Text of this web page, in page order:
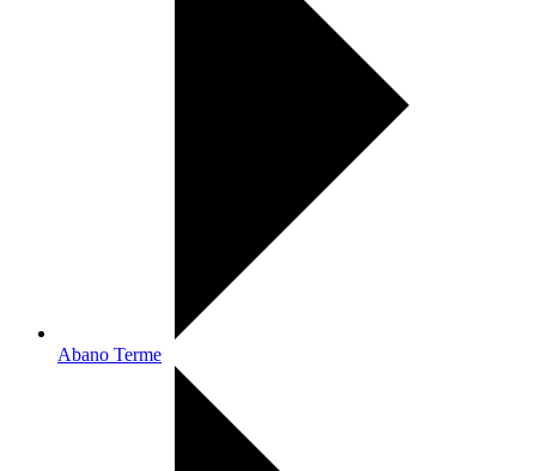
Abano Terme